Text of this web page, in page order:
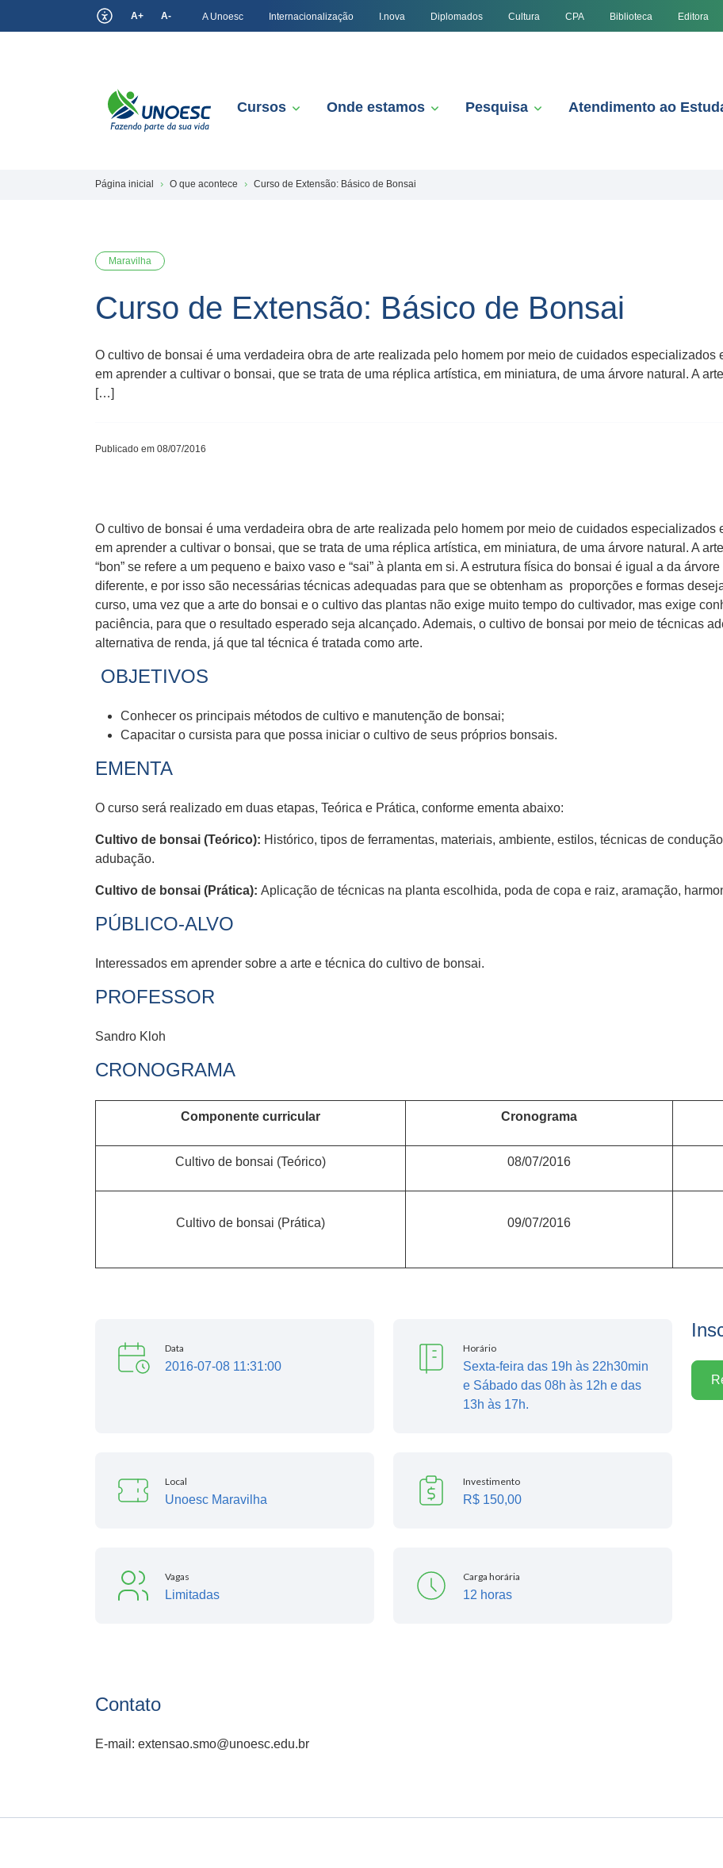
A+ A- A Unoesc Internacionalização I.nova Diplomados Cultura CPA Biblioteca Editora
Cursos Onde estamos Pesquisa Atendimento ao
Página inicial O que acontece Curso de Extensão: Básico de Bonsai
Maravilha
Curso de Extensão: Básico de Bonsai
O cultivo de bonsai é uma verdadeira obra de arte realizada pelo homem por meio de cuidados especializados
em aprender a cultivar o bonsai, que se trata de uma réplica artística, em miniatura, de uma árvore natural. A
[…]
Publicado em 08/07/2016
O cultivo de bonsai é uma verdadeira obra de arte realizada pelo homem por meio de cuidados especializados
em aprender a cultivar o bonsai, que se trata de uma réplica artística, em miniatura, de uma árvore natural. A
“bon” se refere a um pequeno e baixo vaso e “sai” à planta em si. A estrutura física do bonsai é igual a da
diferente, e por isso são necessárias técnicas adequadas para que se obtenham as proporções e formas
curso, uma vez que a arte do bonsai e o cultivo das plantas não exige muito tempo do cultivador, mas exige
paciência, para que o resultado esperado seja alcançado. Ademais, o cultivo de bonsai por meio de técnicas
alternativa de renda, já que tal técnica é tratada como arte.
OBJETIVOS
Conhecer os principais métodos de cultivo e manutenção de bonsai;
Capacitar o cursista para que possa iniciar o cultivo de seus próprios bonsais.
EMENTA
O curso será realizado em duas etapas, Teórica e Prática, conforme ementa abaixo:
Cultivo de bonsai (Teórico): Histórico, tipos de ferramentas, materiais, ambiente, estilos, técnicas de
adubação.
Cultivo de bonsai (Prática): Aplicação de técnicas na planta escolhida, poda de copa e raiz, aramação,
PÚBLICO-ALVO
Interessados em aprender sobre a arte e técnica do cultivo de bonsai.
PROFESSOR
Sandro Kloh
CRONOGRAMA
Componente curricular Cronograma
Cultivo de bonsai (Teórico) 08/07/2016
Cultivo de bonsai (Prática) 09/07/2016
Data
2016-07-08 11:31:00
Horário
Sexta-feira das 19h às 22h30min
e Sábado das 08h às 12h e das
13h às 17h.
Local
Unoesc Maravilha
Investimento
R$ 150,00
Vagas
Limitadas
Carga horária
12 horas
Contato
E-mail: extensao.smo@unoesc.edu.br